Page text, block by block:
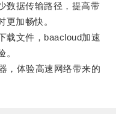
据传输路径，提高带
更加畅快。
文件，baacloud加速
。
体验高速网络带来的